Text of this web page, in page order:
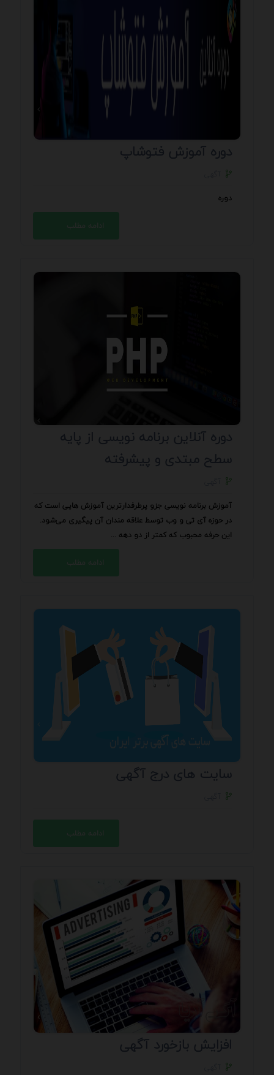
دوره آموزش فتوشاپ
دوره
ادامه مطلب
دوره آنلاین برنامه نویسی از پایه
سطح مبتدی و پیشرفته
آموزش برنامه نویسی جزو پرطرفدارترین آموزش هایی است که
در حوزه آی تی و وب توسط علاقه مندان آن پیگیری می‌شود.
این حرفه محبوب که کمتر از دو دهه ...
ادامه مطلب
سایت های درج آگهی
ادامه مطلب
افزایش بازخورد آگهی